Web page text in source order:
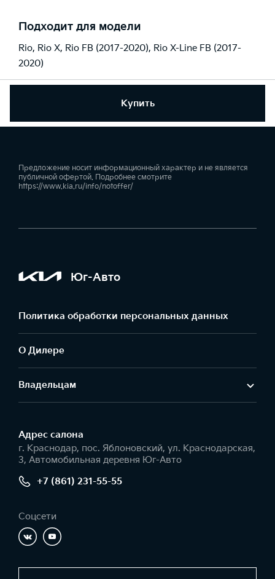
Купить
Подходит для модели
Rio, Rio X, Rio FB (2017-2020), Rio X-Line FB (2017-
2020)
Предложение носит информационный характер и не является
публичной офертой. Подробнее смотрите
https://www.kia.ru/info/notoffer/
Юг-Авто
Политика обработки персональных данных
О Дилере
Владельцам
Адрес салонa
г. Краснодар, пос. Яблоновский, ул. Краснодарская,
3, Автомобильная деревня Юг-Авто
+7 (861) 231-55-55
Соцсети